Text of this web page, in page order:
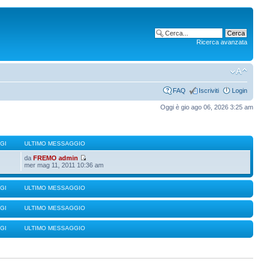
Ricerca avanzata
FAQ Iscriviti Login
Oggi è gio ago 06, 2026 3:25 am
ULTIMO MESSAGGIO
daFREMO admin
mer mag 11, 2011 10:36 am
ULTIMO MESSAGGIO
ULTIMO MESSAGGIO
ULTIMO MESSAGGIO